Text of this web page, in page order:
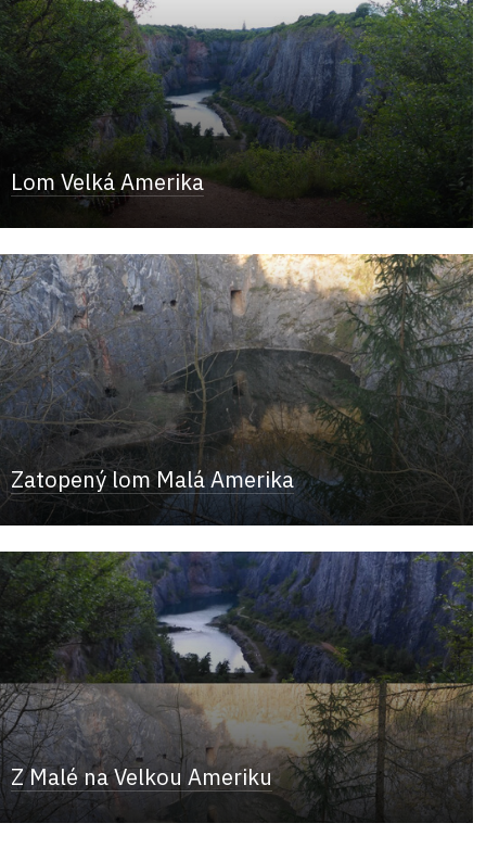
Lom Velká Amerika
Zatopený lom Malá Amerika
Z Malé na Velkou Ameriku